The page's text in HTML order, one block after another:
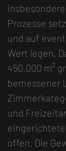
Prozesse
und auf
Wert legen.
450.000 m²
bemessener
und
offen. Die